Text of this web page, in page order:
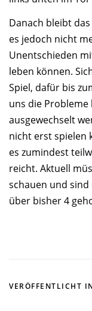
Danach bleibt
es jedoch nicht
Unentschieden
leben können.
Spiel, dafür bis
uns die
ausgewechselt
nicht erst spielen
es zumindest
reicht. Aktuell
schauen und
über bisher 4
VERÖFFENTLICHT